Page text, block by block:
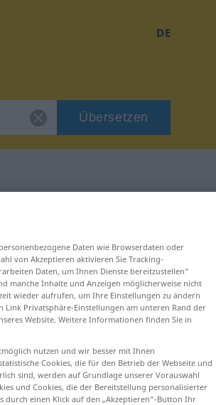
DE
Übersetzen
Daten wie Browserdaten oder
von Akzeptieren aktivieren Sie Tracking-
Daten, um Ihnen Dienste bereitzustellen“
manche Inhalte und Anzeigen möglicherweise nicht
wieder aufrufen, um Ihre Einstellungen zu ändern
Privatsphäre-Einstellungen am unteren Rand der
Website. Weitere Informationen finden Sie in
nutzen und wir besser mit Ihnen
Cookies, die für den Betrieb der Webseite und
sind, werden auf Grundlage unserer Vorauswahl
und Cookies, die der Bereitstellung personalisierter
einen Klick auf den „Akzeptieren“-Button Ihr